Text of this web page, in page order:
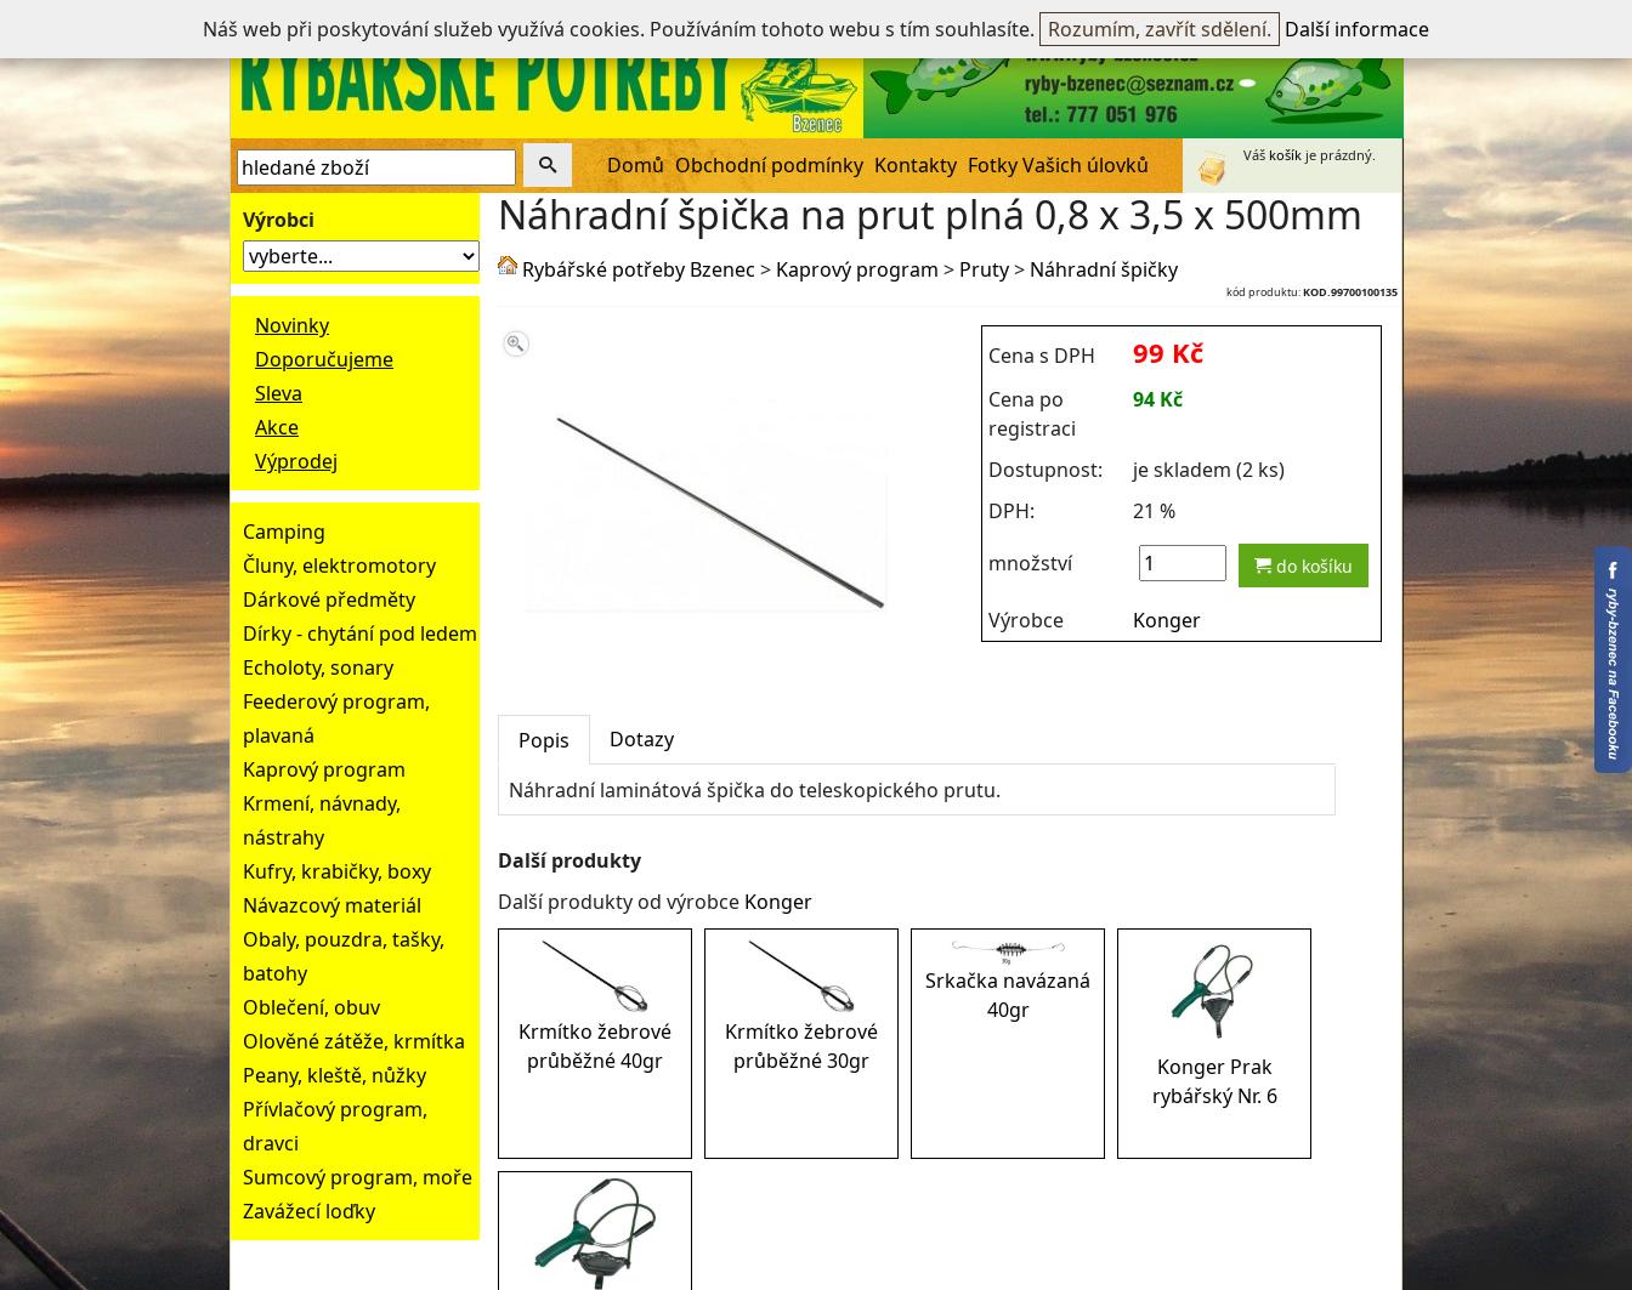
Nepřihlášen -přihlásit~Registrovat
Domů Obchodní podmínky Kontakty Fotky Vašich úlovků Váš košík je prázdný.
Výrobci
Novinky
Doporučujeme
Sleva
Akce
Výprodej
Camping
Čluny, elektromotory
Dárkové předměty
Dírky - chytání pod ledem
Echoloty, sonary
Feederový program,
plavaná
Kaprový program
Krmení, návnady,
nástrahy
Kufry, krabičky, boxy
Návazcový materiál
Obaly, pouzdra, tašky,
batohy
Oblečení, obuv
Olověné zátěže, krmítka
Peany, kleště, nůžky
Přívlačový program,
dravci
Sumcový program, moře
Zavážecí loďky
Náhradní špička na prut plná 0,8 x 3,5 x 500mm
Rybářské potřeby Bzenec > Kaprový program > Pruty> Náhradní špičky
kód produktu:KOD.99700100135
Cena s DPH 99 Kč
Cena po
registraci
94 Kč
Dostupnost:
je skladem (2 ks)
DPH:
21 %
množství
do košíku
Výrobce Konger
Popis
Dotazy
Náhradní laminátová špička do teleskopického prutu.
Další produkty
Další produkty od výrobce Konger
Krmítko žebrové
průběžné 40gr
Krmítko žebrové
průběžné 30gr
Srkačka navázaná
40gr
Konger Prak
rybářský Nr. 6
Náš web při poskytování služeb využívá cookies. Používáním tohoto webu s tím souhlasíte. Rozumím, zavřít sdělení. Další informace